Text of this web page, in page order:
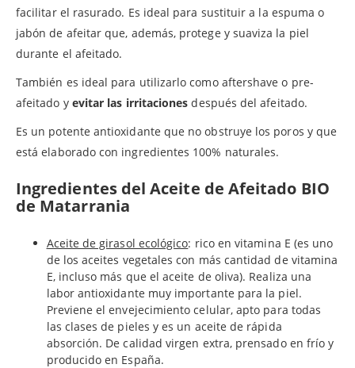
facilitar el rasurado. Es ideal para sustituir a la espuma o
jabón de afeitar que, además, protege y suaviza la piel
durante el afeitado.
También es ideal para utilizarlo como aftershave o pre-
afeitado y evitar las irritaciones después del afeitado.
Es un potente antioxidante que no obstruye los poros y que
está elaborado con ingredientes 100% naturales.
Ingredientes del Aceite de Afeitado BIO
de Matarrania
Aceite de girasol ecológico: rico en vitamina E (es uno
de los aceites vegetales con más cantidad de vitamina
E, incluso más que el aceite de oliva). Realiza una
labor antioxidante muy importante para la piel.
Previene el envejecimiento celular, apto para todas
las clases de pieles y es un aceite de rápida
absorción. De calidad virgen extra, prensado en frío y
producido en España.